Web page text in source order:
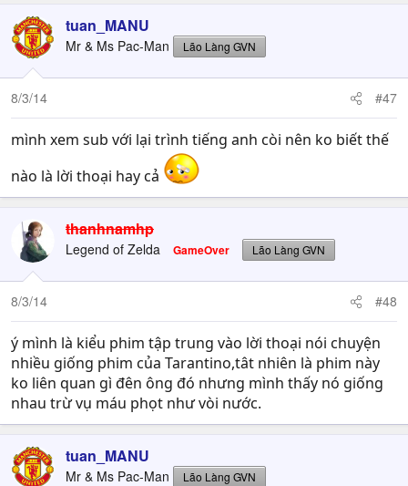
tuan_MANU
Mr & Ms Pac-Man Lão Làng GVN
8/3/14 #47
mình xem sub với lại trình tiếng anh còi nên ko biết thế
nào là lời thoại hay cả
thanhnamhp
Legend of Zelda GameOver Lão Làng GVN
8/3/14 #48
ý mình là kiểu phim tập trung vào lời thoại nói chuyện
nhiều giống phim của Tarantino,tât nhiên là phim này
ko liên quan gì đên ông đó nhưng mình thấy nó giống
nhau trừ vụ máu phọt như vòi nước.
tuan_MANU
Mr & Ms Pac-Man Lão Làng GVN